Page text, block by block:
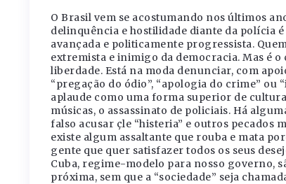
O Brasil vem se acostumando nos últimos
delinquência e hostilidade diante da polícia
avançada e politicamente progressista.
extremista e inimigo da democracia. Mas é
liberdade. Está na moda denunciar, com
“pregação do ódio”, “apologia do crime”
aplaude como uma forma superior de
músicas, o assassinato de policiais. Há
falso acusar çle “histeria” e outros pecados
existe algum assaltante que rouba e mata
gente que quer satisfazer todos os seus
Cuba, regime-modelo para nosso governo,
próxima, sem que a “sociedade” seja